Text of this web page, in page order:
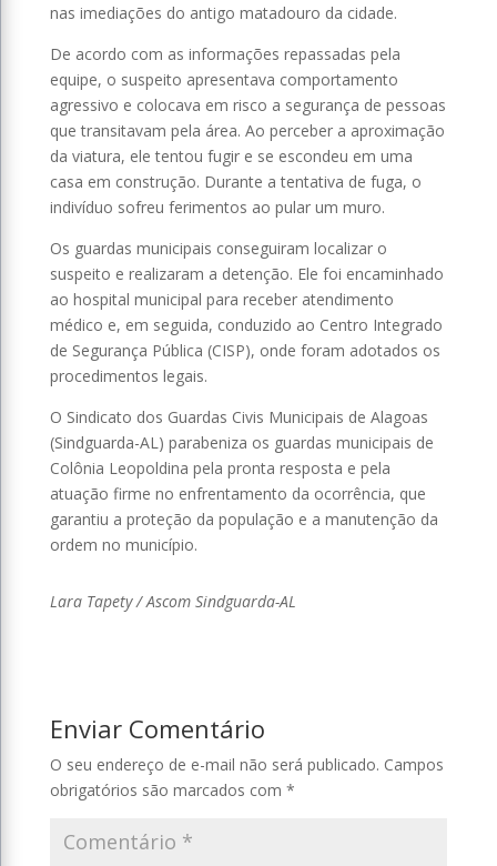
nas imediações do antigo matadouro da cidade.
De acordo com as informações repassadas pela
equipe, o suspeito apresentava comportamento
agressivo e colocava em risco a segurança de pessoas
que transitavam pela área. Ao perceber a aproximação
da viatura, ele tentou fugir e se escondeu em uma
casa em construção. Durante a tentativa de fuga, o
indivíduo sofreu ferimentos ao pular um muro.
Os guardas municipais conseguiram localizar o
suspeito e realizaram a detenção. Ele foi encaminhado
ao hospital municipal para receber atendimento
médico e, em seguida, conduzido ao Centro Integrado
de Segurança Pública (CISP), onde foram adotados os
procedimentos legais.
O Sindicato dos Guardas Civis Municipais de Alagoas
(Sindguarda-AL) parabeniza os guardas municipais de
Colônia Leopoldina pela pronta resposta e pela
atuação firme no enfrentamento da ocorrência, que
garantiu a proteção da população e a manutenção da
ordem no município.
Lara Tapety / Ascom Sindguarda-AL
Enviar Comentário
O seu endereço de e-mail não será publicado. Campos
obrigatórios são marcados com *